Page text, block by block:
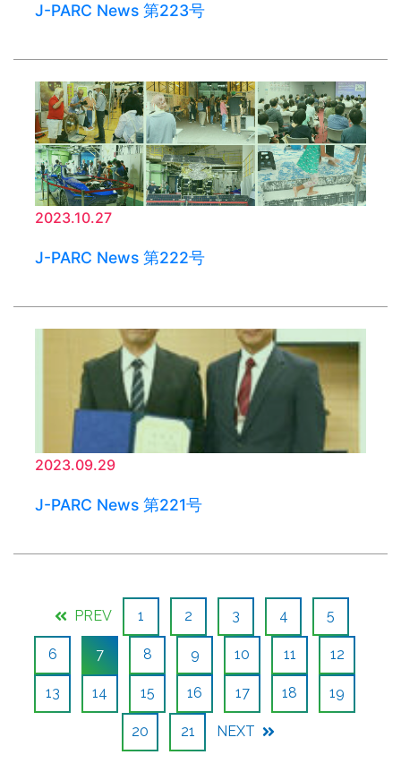
J-PARC News 第223号
2023.10.27
J-PARC News 第222号
2023.09.29
J-PARC News 第221号
PREV 1 2 3 4 5
6 7 8 9 10 11 12
13 14 15 16 17 18 19
20 21 NEXT